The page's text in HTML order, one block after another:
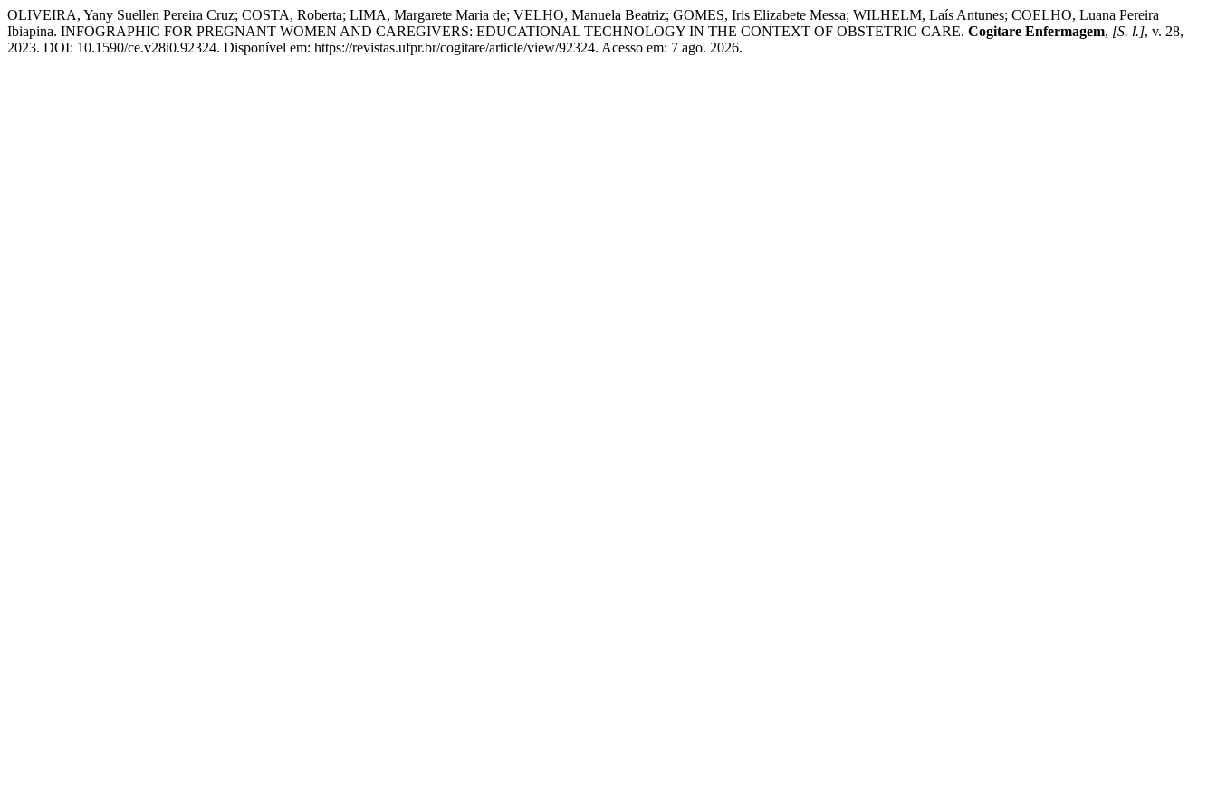
OLIVEIRA, Yany Suellen Pereira Cruz; COSTA, Roberta; LIMA, Margarete Maria de; VELHO, Manuela Beatriz; GOMES, Iris Elizabete Messa; WILHELM, Laís Antunes; COELHO, Luana Pereira
Ibiapina. INFOGRAPHIC FOR PREGNANT WOMEN AND CAREGIVERS: EDUCATIONAL TECHNOLOGY IN THE CONTEXT OF OBSTETRIC CARE. Cogitare Enfermagem, [S. l.], v. 28,
2023. DOI: 10.1590/ce.v28i0.92324. Disponível em: https://revistas.ufpr.br/cogitare/article/view/92324. Acesso em: 7 ago. 2026.